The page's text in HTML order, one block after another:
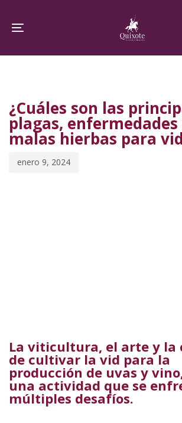
links
content
Toggle navigation
¿Cuáles son las
plagas, enfermedades
malas hierbas para
enero 9, 2024
La viticultura, el arte y la
de cultivar la vid para la
producción de uvas y
una actividad que se
múltiples desafíos.